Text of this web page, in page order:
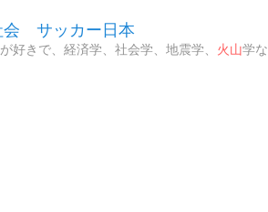
サッカー日本
好きで、経済学、社会学、地震学、 火山学な